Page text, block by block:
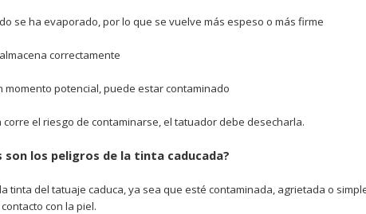
se ha evaporado, por lo que se vuelve más espeso o más firme
correctamente
momento potencial, puede estar contaminado
corre el riesgo de contaminarse, el tatuador debe desecharla.
son los peligros de la tinta caducada?
tinta del tatuaje caduca, ya sea que esté contaminada, agrietada o
con la piel.